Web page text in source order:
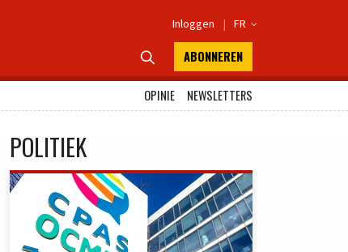
Inloggen | FR 
 ABONNEREN
OPINIE
NEWSLETTERS
POLITIEK